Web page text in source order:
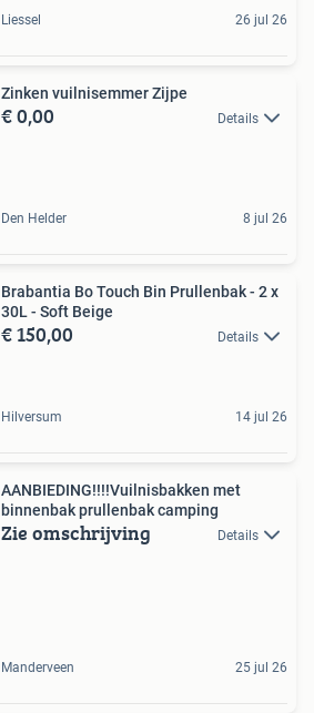
Liessel 26 jul 26
Zinken vuilnisemmer Zijpe
€ 0,00 Details
Den Helder 8 jul 26
Brabantia Bo Touch Bin Prullenbak - 2 x
30L - Soft Beige
€ 150,00 Details
Hilversum 14 jul 26
AANBIEDING!!!!Vuilnisbakken met
binnenbak prullenbak camping
Zie omschrijving Details
Manderveen 25 jul 26